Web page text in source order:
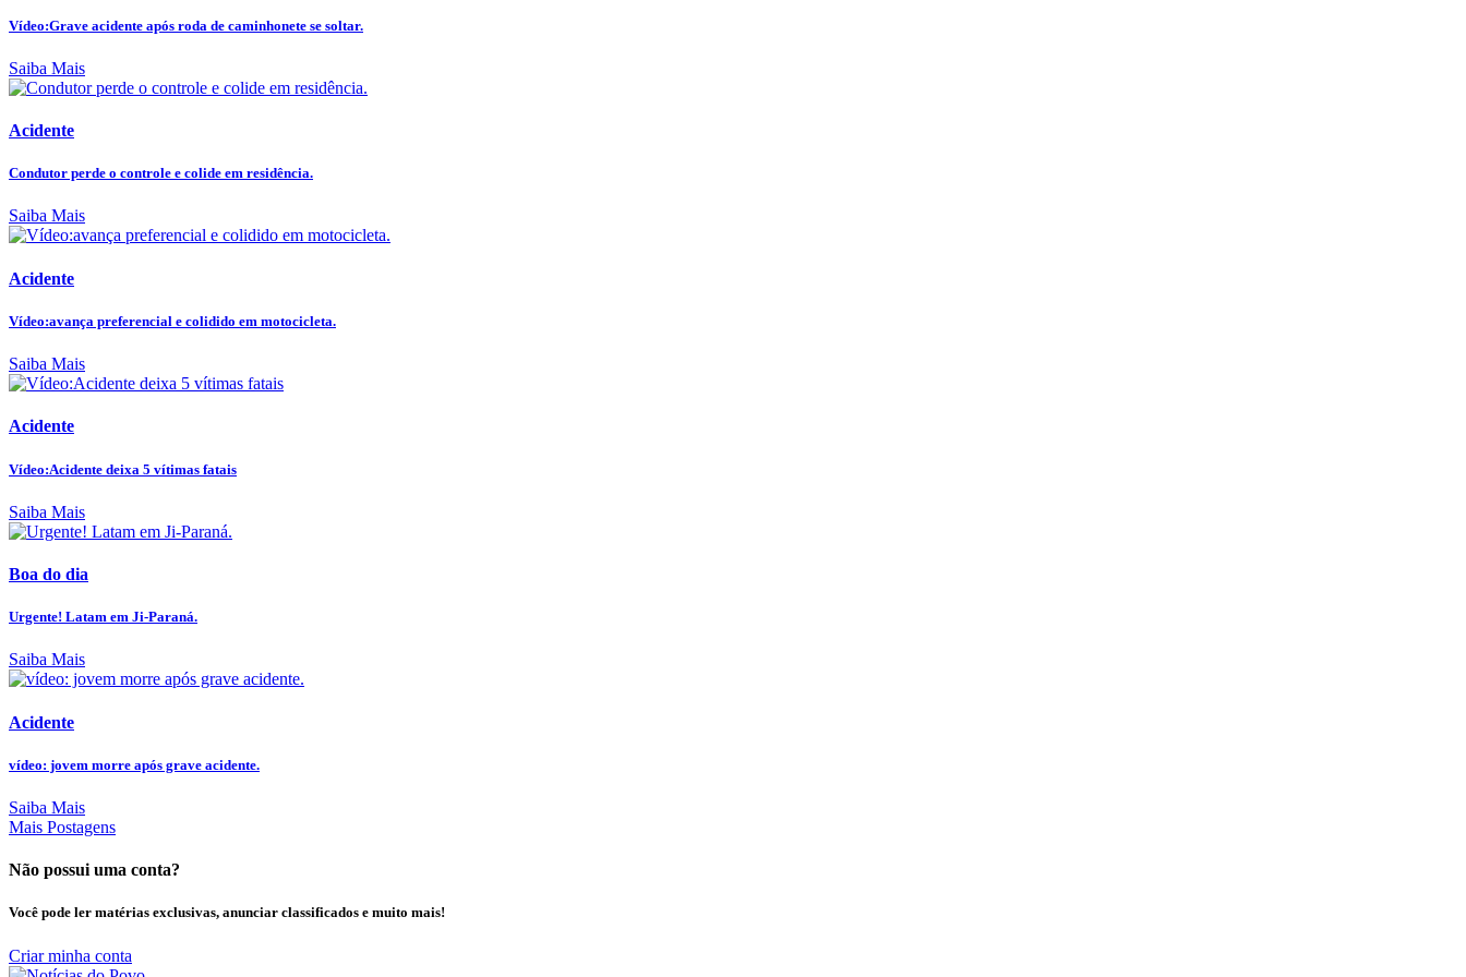
Vídeo:Grave acidente após roda de caminhonete se soltar.
Saiba Mais
Acidente
Condutor perde o controle e colide em residência.
Saiba Mais
Acidente
Vídeo:avança preferencial e colidido em motocicleta.
Saiba Mais
Acidente
Vídeo:Acidente deixa 5 vítimas fatais
Saiba Mais
Boa do dia
Urgente! Latam em Ji-Paraná.
Saiba Mais
Acidente
vídeo: jovem morre após grave acidente.
Saiba Mais
Mais Postagens
Não possui uma conta?
Você pode ler matérias exclusivas, anunciar classificados e muito mais!
Criar minha conta